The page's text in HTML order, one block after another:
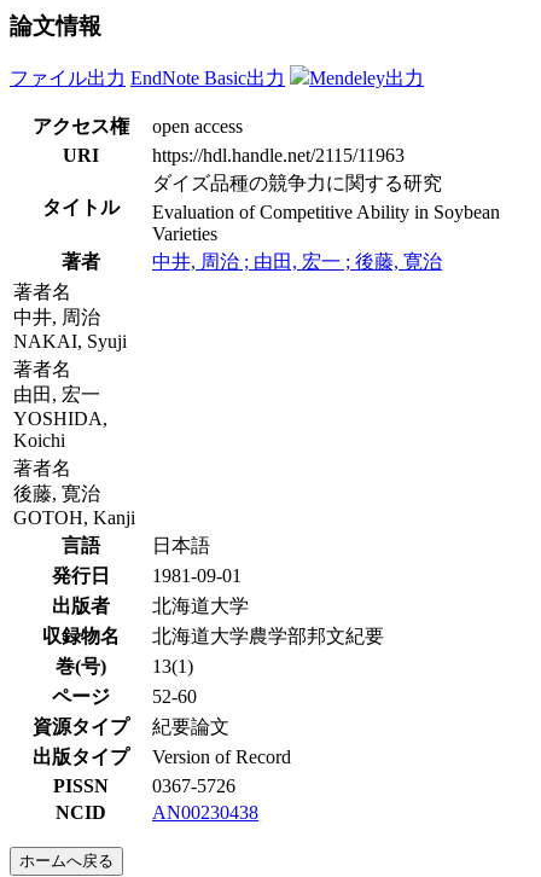
論文情報
ファイル出力 EndNote Basic出力 Mendeley出力
アクセス権
open access
URI
https://hdl.handle.net/2115/11963
タイトル
ダイズ品種の競争力に関する研究
Evaluation of Competitive Ability in Soybean
Varieties
著者
中井, 周治 ; 由田, 宏一 ; 後藤, 寛治
著者名
中井, 周治
NAKAI, Syuji
著者名
由田, 宏一
YOSHIDA,
Koichi
著者名
後藤, 寛治
GOTOH, Kanji
言語
日本語
発行日
1981-09-01
出版者
北海道大学
収録物名
北海道大学農学部邦文紀要
巻(号)
13(1)
ページ
52-60
資源タイプ
紀要論文
出版タイプ
Version of Record
PISSN
0367-5726
NCID
AN00230438
ホームへ戻る